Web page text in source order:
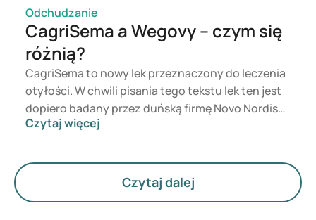
Odchudzanie
CagriSema a Wegovy – czym się
różnią?
CagriSema to nowy lek przeznaczony do leczenia
otyłości. W chwili pisania tego tekstu lek ten jest
dopiero badany przez duńską firmę Novo Nordisk i
nie trafił jeszcze na rynek. Czym jednak różni się
mają na celu wspomaganie utraty wagi, jednak ich
działanie jest inne. W tym artykule przyjrzymy się
bliżej obu lekom, ich działaniu i najważniejszym
Czytaj więcej
Czytaj dalej